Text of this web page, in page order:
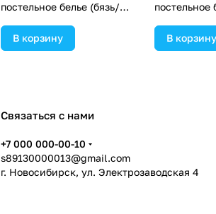
постельное белье (бязь/
цвета в ассортименте.
В корзину
постельное
цвета в
В корзину
Связаться с нами
+7 000 000-00-10
s89130000013@gmail.com
г. Новосибирск, ул. Электрозаводская 4